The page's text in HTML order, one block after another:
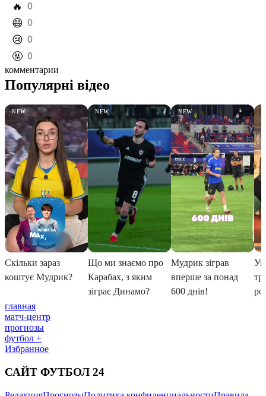
️🔥 0
️😄 0
️😢 0
️🤬 0
комментарии
главная
матч-центр
прогнозы
футбол +
Избранное
САЙТ ФУТБОЛ 24